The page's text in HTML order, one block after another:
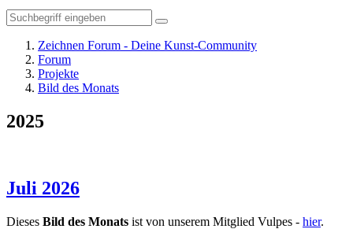
Zeichnen Forum - Deine Kunst-Community
Forum
Projekte
Bild des Monats
2025
Juli 2026
Dieses Bild des Monats ist von unserem Mitglied Vulpes - hier.